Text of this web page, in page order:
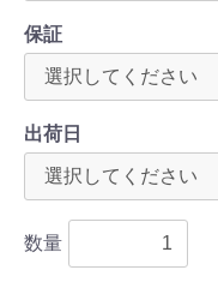
保証
出荷日
数量